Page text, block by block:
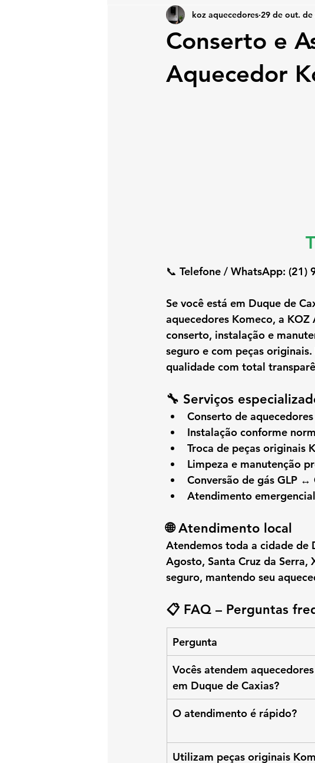
Conserto e
Aquecedor
koz aquecedores 29 de out. de
📞 Telefone / WhatsApp: (21)
Se você está em Duque de
aquecedores Komeco, a KOZ
conserto, instalação e
seguro e com peças originais.
qualidade com total
🔧 Serviços
Conserto de
Instalação conforme
Troca de peças originais
Limpeza e manutenção
Conversão de gás GLP ↔
Atendimento
🌐 Atendimento local
Atendemos toda a cidade de
Agosto, Santa Cruz da Serra,
seguro, mantendo seu
📋 FAQ – Perguntas
Pergunta
Vocês atendem
em Duque de Caxias?
O atendimento é rápido?
Utilizam peças originais